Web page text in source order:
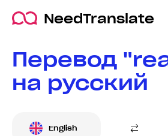
NeedTranslate
Перевод
на русский
English